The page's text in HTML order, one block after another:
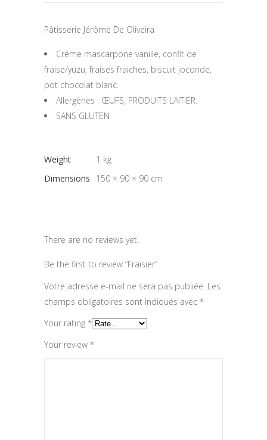
Pâtisserie Jérôme De Oliveira
Crème mascarpone vanille, confit de
fraise/yuzu, fraises fraiches, biscuit joconde,
pot chocolat blanc.
Allergènes : ŒUFS, PRODUITS LAITIER.
SANS GLUTEN
Weight
1 kg
Dimensions
150 × 90 × 90 cm
There are no reviews yet.
Be the first to review “Fraisier”
Votre adresse e-mail ne sera pas publiée. Les
champs obligatoires sont indiqués avec *
Your rating *
Your review *